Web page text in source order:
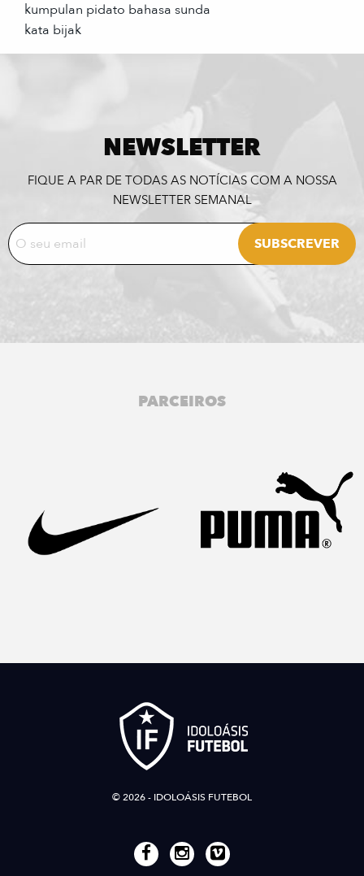
kumpulan pidato bahasa sunda
kata bijak
NEWSLETTER
FIQUE A PAR DE TODAS AS NOTÍCIAS COM A NOSSA
NEWSLETTER SEMANAL
PARCEIROS
© 2026 - IDOLOÁSIS FUTEBOL